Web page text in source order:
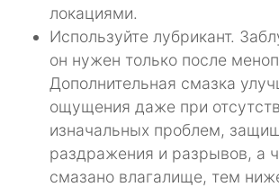
локациями.
Используйте лубрикант.
он нужен только после
Дополнительная смазка
ощущения даже при
изначальных проблем,
раздражения и разрывов, а
смазано влагалище, тем